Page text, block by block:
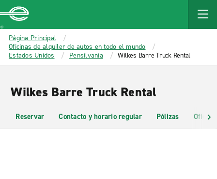
MAIN
CONTENT
Enterprise
Página Principal
Oficinas de alquiler de autos en todo el mundo
Estados Unidos
Pensilvania Wilkes Barre Truck Rental
Wilkes Barre Truck Rental
Reservar Contacto y horario regular Pólizas